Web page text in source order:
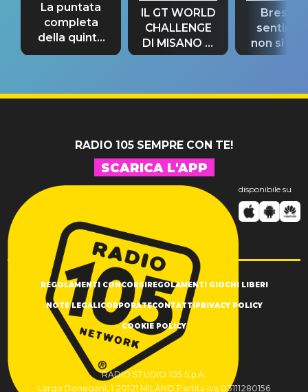
La puntata
completa
della quinta
tappa
IL GT WORLD
CHALLENGE
DI MISANO si
riconferma
Bresh:
non si
fino alla
RADIO 105 SEMPRE CON TE!
SCARICA L'APP
disponibile su
REGOLAMENTI CONCORSIREGOLAMENTI GIOCHI LIBERI
NOTE LEGALICORPORATECONTATTIPRIVACY POLICY
COOKIE POLICY
RADIO STUDIO 105 S.p.A.
Largo Donegani, 1 20121 MILANO Partita Iva 03111280156